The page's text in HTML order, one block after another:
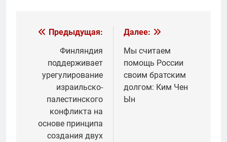
Навигация
записям
Предыдущая:
Финляндия
поддерживает
урегулирование
израильско-
палестинского
конфликта на
основе принципа
создания двух
Далее:
Мы считаем
помощь России
своим братским
долгом: Ким Чен
Ын